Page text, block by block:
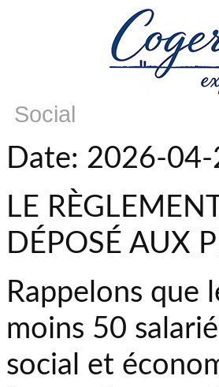
Social
Date: 2026-
LE
DÉPOSÉ AUX
Rappelons que
moins 50
social et